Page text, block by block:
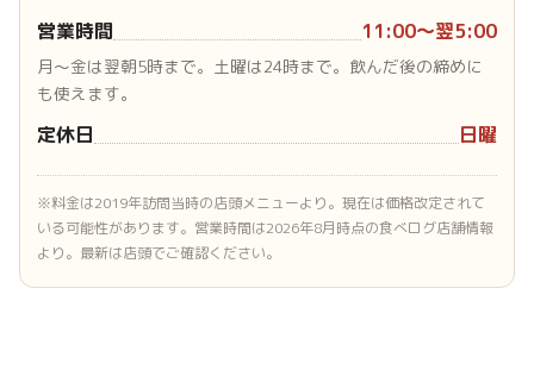
営業時間 11:00〜翌5:00
月〜金は翌朝5時まで。土曜は24時まで。飲んだ後の締めに
も使えます。
定休日 日曜
※料金は2019年訪問当時の店頭メニューより。現在は価格改定されて
いる可能性があります。営業時間は2026年8月時点の食べログ店舗情報
より。最新は店頭でご確認ください。